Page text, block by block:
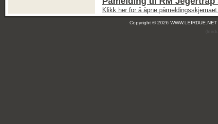
Klikk her for å åpne
Copyright © 2026